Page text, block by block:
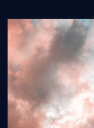
Tradicija i kultura